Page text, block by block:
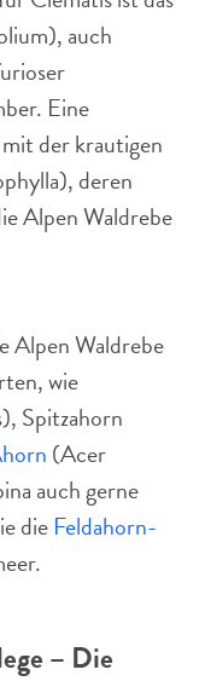
auch
Eine
der krautigen
deren
Alpen Waldrebe
Alpen Waldrebe
wie
Spitzahorn
(Acer
auch gerne
die Feldahorn-
– Die